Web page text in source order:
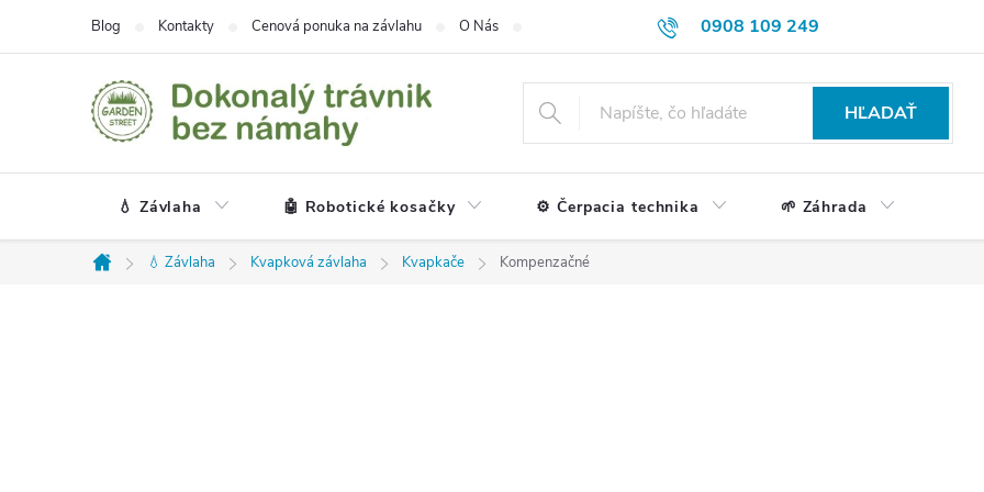
0908 109 249
Blog Kontakty Cenová ponuka na závlahu O Nás Formulár na reklamácie a vrátenie tovaru
HĽADAŤ
💧 Závlaha 🤖 Robotické kosačky ⚙️ Čerpacia technika 🌱 Záhrada
Domov
💧 Závlaha Kvapková závlaha Kvapkače Kompenzačné